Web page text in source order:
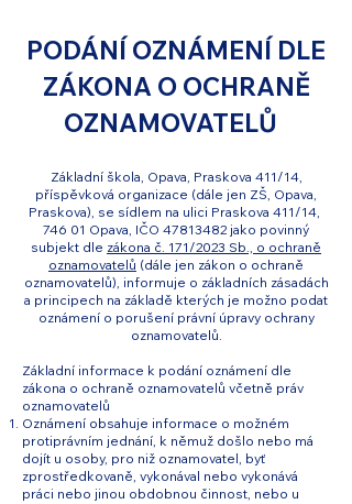
PODÁNÍ OZNÁMENÍ DLE
ZÁKONA O OCHRANĚ
OZNAMOVATELŮ
Základní škola, Opava, Praskova 411/14,
příspěvková organizace (dále jen ZŠ, Opava,
Praskova), se sídlem na ulici Praskova 411/14,
746 01 Opava, IČO 47813482 jako povinný
subjekt dle zákona č. 171/2023 Sb., o ochraně
oznamovatelů (dále jen zákon o ochraně
oznamovatelů), informuje o základních zásadách
a principech na základě kterých je možno podat
oznámení o porušení právní úpravy ochrany
oznamovatelů.
Základní informace k podání oznámení dle
zákona o ochraně oznamovatelů včetně práv
oznamovatelů
Oznámení obsahuje informace o možném
protiprávním jednání, k němuž došlo nebo má
dojít u osoby, pro niž oznamovatel, byť
zprostředkovaně, vykonával nebo vykonává
práci nebo jinou obdobnou činnost, nebo u